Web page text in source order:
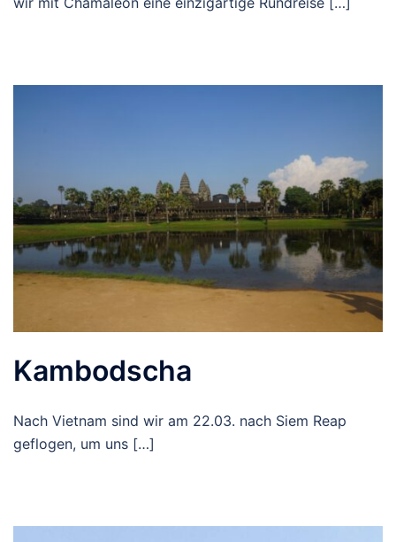
Kambodscha
Nach Vietnam sind wir am 22.03. nach Siem Reap
geflogen, um uns […]